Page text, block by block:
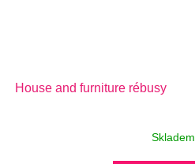
House and furniture rébusy
Skladem